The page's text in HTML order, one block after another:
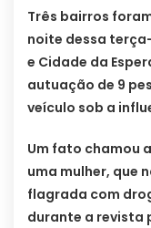
Três bairros
noite dessa
e Cidade da
autuação de 9
veículo sob a
Um fato chamou
uma mulher, que
flagrada com
durante a revista